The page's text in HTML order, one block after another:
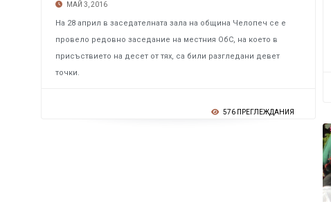
МАЙ 3, 2016
На 28 април в заседателната зала на община Челопеч се е
провело редовно заседание на местния ОбС, на което в
присъствието на десет от тях, са били разгледани девет
точки.
576 ПРЕГЛЕЖДАНИЯ